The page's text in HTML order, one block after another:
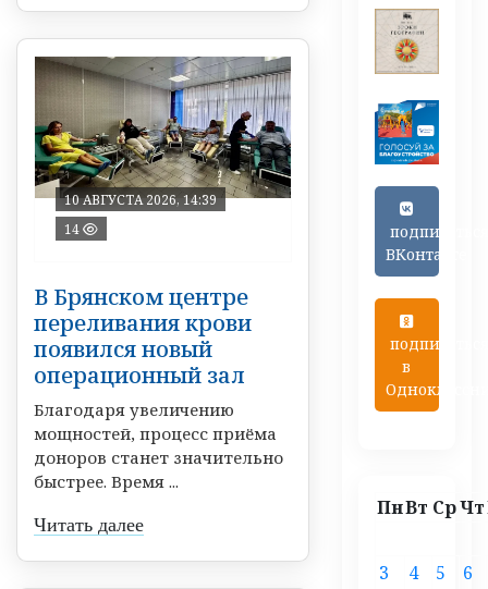
10 АВГУСТА 2026, 14:39
14
В Брянском центре
переливания крови
появился новый
операционный зал
Благодаря увеличению
мощностей, процесс приёма
доноров станет значительно
быстрее. Время ...
Читать далее
подписаться
ВКонтакте
подписаться
в
ПнВт СрЧт
3 4 5 6